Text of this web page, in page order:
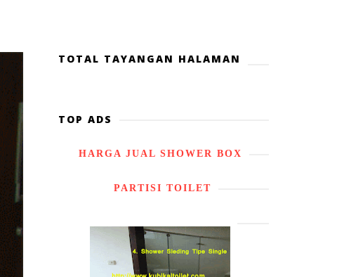
TOTAL TAYANGAN HALAMAN
TOP ADS
HARGA JUAL SHOWER BOX
PARTISI TOILET